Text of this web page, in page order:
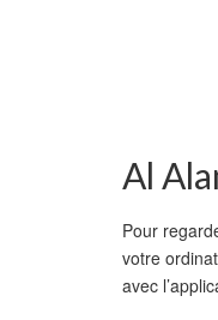
Al
Pour
votre
avec